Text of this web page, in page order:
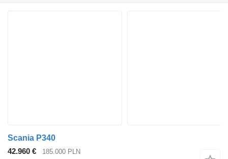
Scania P340
42.960 €
185.000 PLN